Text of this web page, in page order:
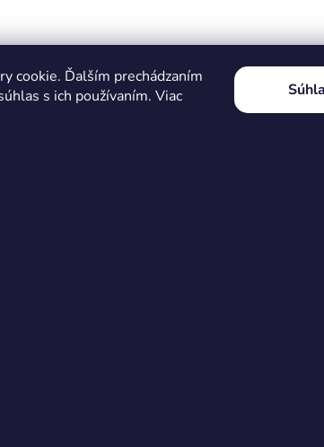
cookie. Ďalším prechádzaním
s ich používaním. Viac